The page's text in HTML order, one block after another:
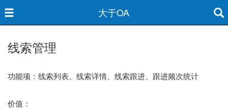
大于OA
线索管理
功能项：线索列表、线索详情、线索跟进、跟进频次统计
价值：